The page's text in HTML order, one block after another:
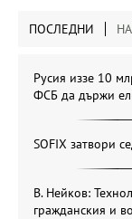
ПОСЛЕДНИ
Русия иззе 10
ФСБ да държи
SOFIX затвори
В. Нейков:
гражданския и